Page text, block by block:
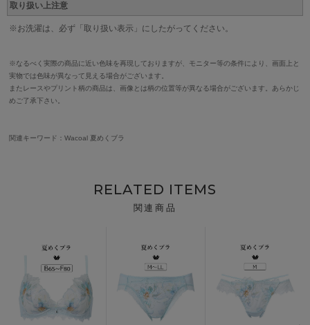
取り扱い上注意
※お洗濯は、必ず「取り扱い表示」にしたがってください。
※なるべく実際の商品に近い色味を再現しておりますが、モニター等の条件により、画面上と
実物では色味が異なって見える場合がございます。
またレースやプリント柄の商品は、画像とは柄の位置等が異なる場合がございます。あらかじ
めご了承下さい。
関連キーワード：Wacoal 夏めくブラ
RELATED ITEMS
関連商品